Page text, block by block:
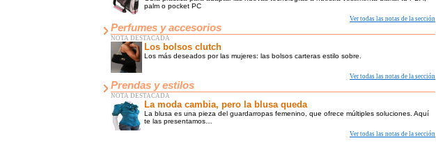
palm o pocket PC
Ver todas las notas de la sección
Perfumes y accesorios
NOTA DESTACADA
Los bolsos clutch
Los más deseados por las mujeres: las bolsos carteras estilo sobre.
Ver todas las notas de la sección
Prendas y estilos
NOTA DESTACADA
La moda cambia, pero la blusa queda
La blusa es una pieza del guardarropas femenino, que ofrece múltiples soluciones. Aquí
te las presentamos…
Ver todas las notas de la sección